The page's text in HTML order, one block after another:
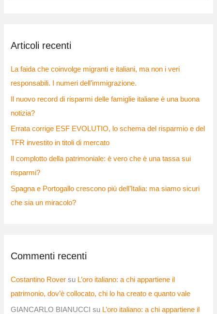
a
Articoli recenti
La faida che coinvolge migranti e italiani, ma non i veri
responsabili. I numeri dell’immigrazione.
Il nuovo record di risparmi delle famiglie italiane è una buona
notizia?
Errata corrige ESF EVOLUTIO, lo schema del risparmio e del
TFR investito in titoli di mercato
Il complotto della patrimoniale: è vero che è una tassa sui
risparmi?
Spagna e Portogallo crescono più dell’Italia: ma siamo sicuri
che sia un miracolo?
Commenti recenti
Costantino Rover su L’oro italiano: a chi appartiene il
patrimonio, dov’è collocato, chi lo ha creato e quanto vale
GIANCARLO BIANUCCI su L’oro italiano: a chi appartiene il